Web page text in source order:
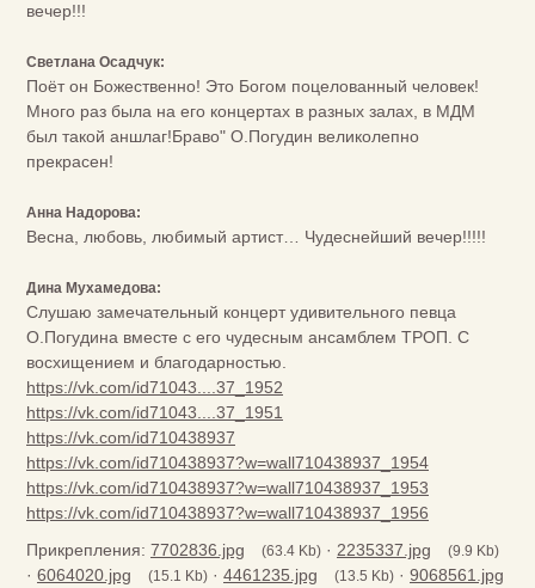
вечер!!!
Светлана Осадчук:
Поёт он Божественно! Это Богом поцелованный человек!
Много раз была на его концертах в разных залах, в МДМ
был такой аншлаг!Браво" О.Погудин великолепно
прекрасен!
Анна Надорова:
Весна, любовь, любимый артист… Чудеснейший вечер!!!!!
Дина Мухамедова:
Слушаю замечательный концерт удивительного певца
О.Погудина вместе с его чудесным ансамблем ТРОП. С
восхищением и благодарностью.
https://vk.com/id71043....37_1952
https://vk.com/id71043....37_1951
https://vk.com/id710438937
https://vk.com/id710438937?w=wall710438937_1954
https://vk.com/id710438937?w=wall710438937_1953
https://vk.com/id710438937?w=wall710438937_1956
Прикрепления: 7702836.jpg (63.4 Kb) · 2235337.jpg (9.9 Kb)
· 6064020.jpg (15.1 Kb) · 4461235.jpg (13.5 Kb) · 9068561.jpg